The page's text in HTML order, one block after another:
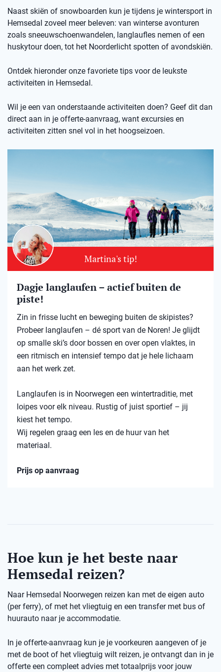
Naast skiën of snowboarden kun je tijdens je wintersport in
Hemsedal zoveel meer beleven: van winterse avonturen
zoals sneeuwschoenwandelen, langlaufles nemen of een
huskytour doen, tot het Noorderlicht spotten of avondskiën.
Ontdek hieronder onze favoriete tips voor de leukste
activiteiten in Hemsedal.
Wil je een van onderstaande activiteiten doen? Geef dit dan
direct aan in je offerte-aanvraag, want excursies en
activiteiten zitten snel vol in het hoogseizoen.
Martina's tip!
Dagje langlaufen – actief buiten de
piste!
Zin in frisse lucht en beweging buiten de skipistes?
Probeer langlaufen – dé sport van de Noren! Je glijdt
op smalle ski’s door bossen en over open vlaktes, in
een ritmisch en intensief tempo dat je hele lichaam
aan het werk zet.
Langlaufen is in Noorwegen een wintertraditie, met
loipes voor elk niveau. Rustig of juist sportief – jij
kiest het tempo.
Wij regelen graag een les en de huur van het
materiaal.
Prijs op aanvraag
Hoe kun je het beste naar
Hemsedal reizen?
Naar Hemsedal Noorwegen reizen kan met de eigen auto
(per ferry), of met het vliegtuig en een transfer met bus of
huurauto naar je accommodatie.
In je offerte-aanvraag kun je je voorkeuren aangeven of je
met de boot of het vliegtuig wilt reizen, je ontvangt dan in je
offerte een compleet advies met totaalprijs voor jouw